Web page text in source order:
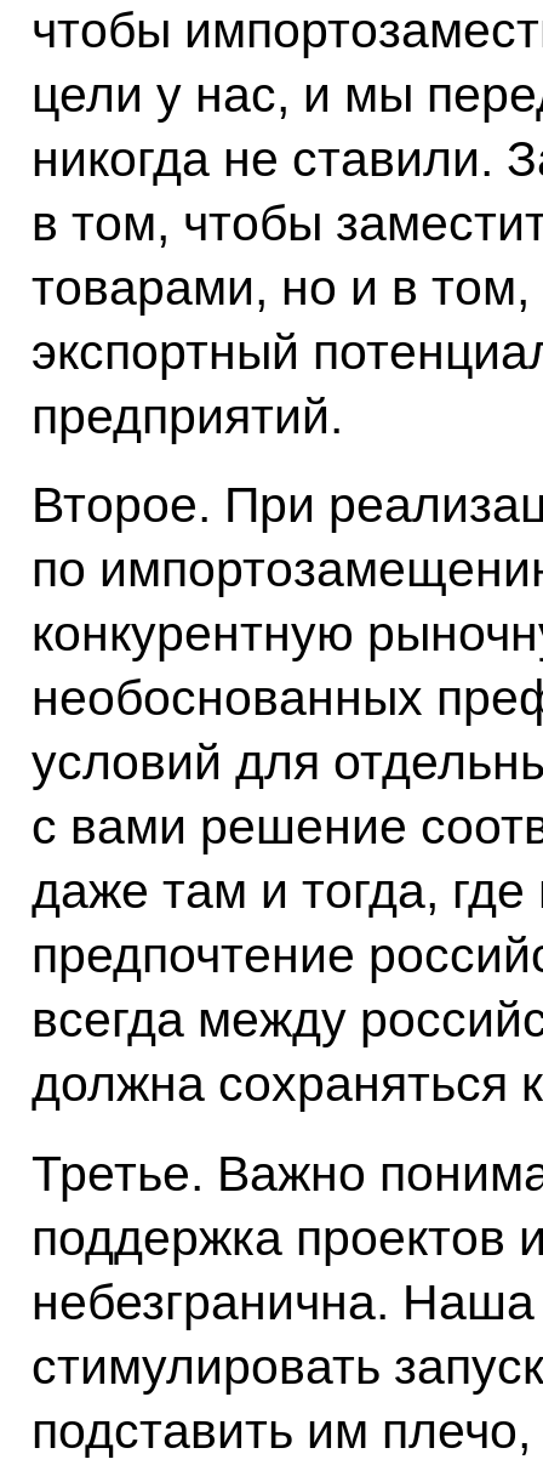
чтобы
цели у нас, и мы
никогда не ставили.
в том, чтобы
товарами, но и в
экспортный
предприятий.
Второе. При
по
конкурентную
необоснованных
условий для
с вами решение
даже там и тогда,
предпочтение
всегда между
должна сохраняться
Третье. Важно
поддержка проектов
небезгранична.
стимулировать
подставить им